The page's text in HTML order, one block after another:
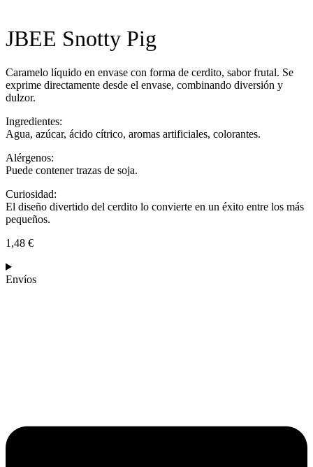
JBEE Snotty Pig
Caramelo líquido en envase con forma de cerdito, sabor frutal. Se
exprime directamente desde el envase, combinando diversión y
dulzor.
Ingredientes:
Agua, azúcar, ácido cítrico, aromas artificiales, colorantes.
Alérgenos:
Puede contener trazas de soja.
Curiosidad:
El diseño divertido del cerdito lo convierte en un éxito entre los más
pequeños.
1,48 €
Envíos